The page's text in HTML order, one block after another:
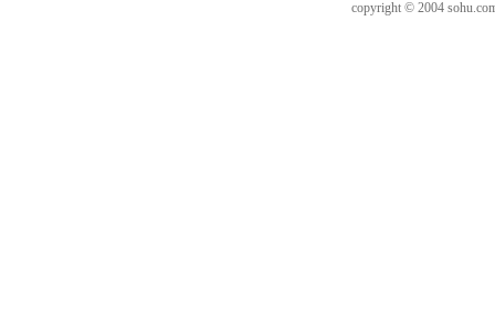
copyright © 2004